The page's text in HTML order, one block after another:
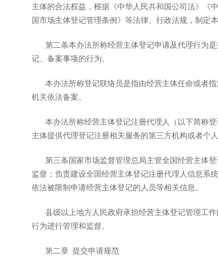
主体的合法权益，根据《中华人民共和国公司法》《
国市场主体登记管理条例》等法律、行政法规，制定
第二条本办法所称经营主体登记申请及代理行为
记、备案事项的行为。
本办法所称登记联络员是指由经营主体任命或者
机关依法备案。
本办法所称经营主体登记注册代理人（以下简称
主体提供代理登记注册相关服务的第三方机构或者个
第三条国家市场监督管理总局主管全国经营主体
监督；负责建设全国经营主体登记注册代理人信息系
依法被限制申请经营主体登记的人员等相关信息。
县级以上地方人民政府承担经营主体登记管理工
行为进行管理和监督。
第二章 提交申请规范